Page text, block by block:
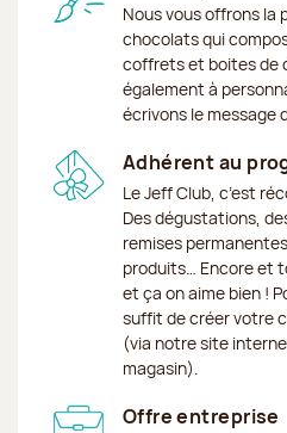
Nous vous offrons la
chocolats qui
coffrets et boites de
également à
écrivons le message
Adhérent au
Le Jeff Club, c’est
Des dégustations,
remises
produits… Encore et
et ça on aime bien !
suffit de créer votre
(via notre site
magasin).
Offre entreprise